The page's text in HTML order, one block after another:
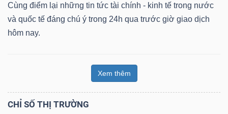
Cùng điểm lại những tin tức tài chính - kinh tế trong nước
và quốc tế đáng chú ý trong 24h qua trước giờ giao dịch
hôm nay.
Xem thêm
CHỈ SỐ THỊ TRƯỜNG